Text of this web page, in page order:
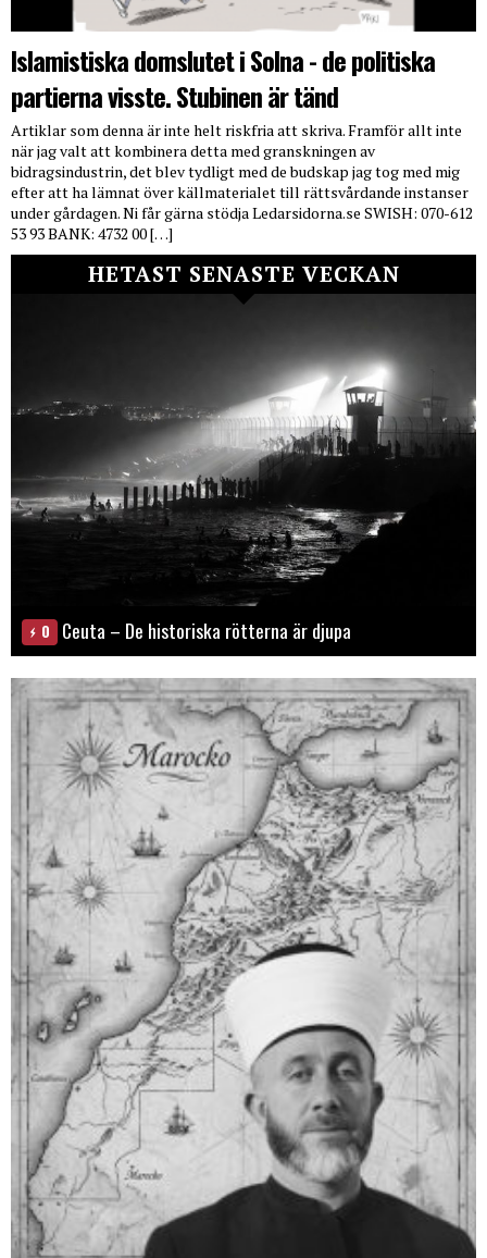
Islamistiska domslutet i Solna - de politiska
partierna visste. Stubinen är tänd
Artiklar som denna är inte helt riskfria att skriva. Framför allt inte
när jag valt att kombinera detta med granskningen av
bidragsindustrin, det blev tydligt med de budskap jag tog med mig
efter att ha lämnat över källmaterialet till rättsvårdande instanser
under gårdagen. Ni får gärna stödja Ledarsidorna.se SWISH: 070-612
53 93 BANK: 4732 00 […]
HETAST SENASTE VECKAN
0 Ceuta – De historiska rötterna är djupa